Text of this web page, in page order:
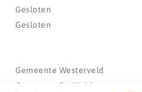
Gesloten
Gesloten
Gemeente Westerveld
Gemeente De Wolden